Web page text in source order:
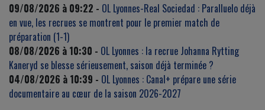
09/08/2026 à 09:22 - OL Lyonnes-Real Sociedad : Paralluelo déjà
en vue, les recrues se montrent pour le premier match de
préparation (1-1)
08/08/2026 à 10:30 - OL Lyonnes : la recrue Johanna Rytting
Kaneryd se blesse sérieusement, saison déjà terminée ?
04/08/2026 à 10:39 - OL Lyonnes : Canal+ prépare une série
documentaire au cœur de la saison 2026-2027